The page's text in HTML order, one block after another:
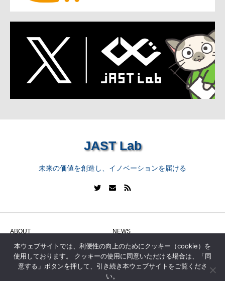
JAST Lab
未来の価値を創造し、イノベーションを届ける
ABOUT NEWS
WORK SERVICE
DATA CONTACT
本ウェブサイトでは、利便性の向上のためにクッキー（cookie）を
使用しております。 クッキーの使用に同意いただける場合は、「同
意する」ボタンを押して、引き続き本ウェブサイトをご覧くださ
い。